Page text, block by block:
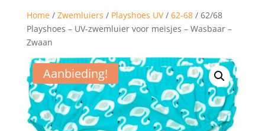
Home/ Zwemluiers / Playshoes UV/ 62-68/ 62/68
Playshoes – UV-zwemluier voor meisjes – Wasbaar –
Zwaan
Aanbieding!